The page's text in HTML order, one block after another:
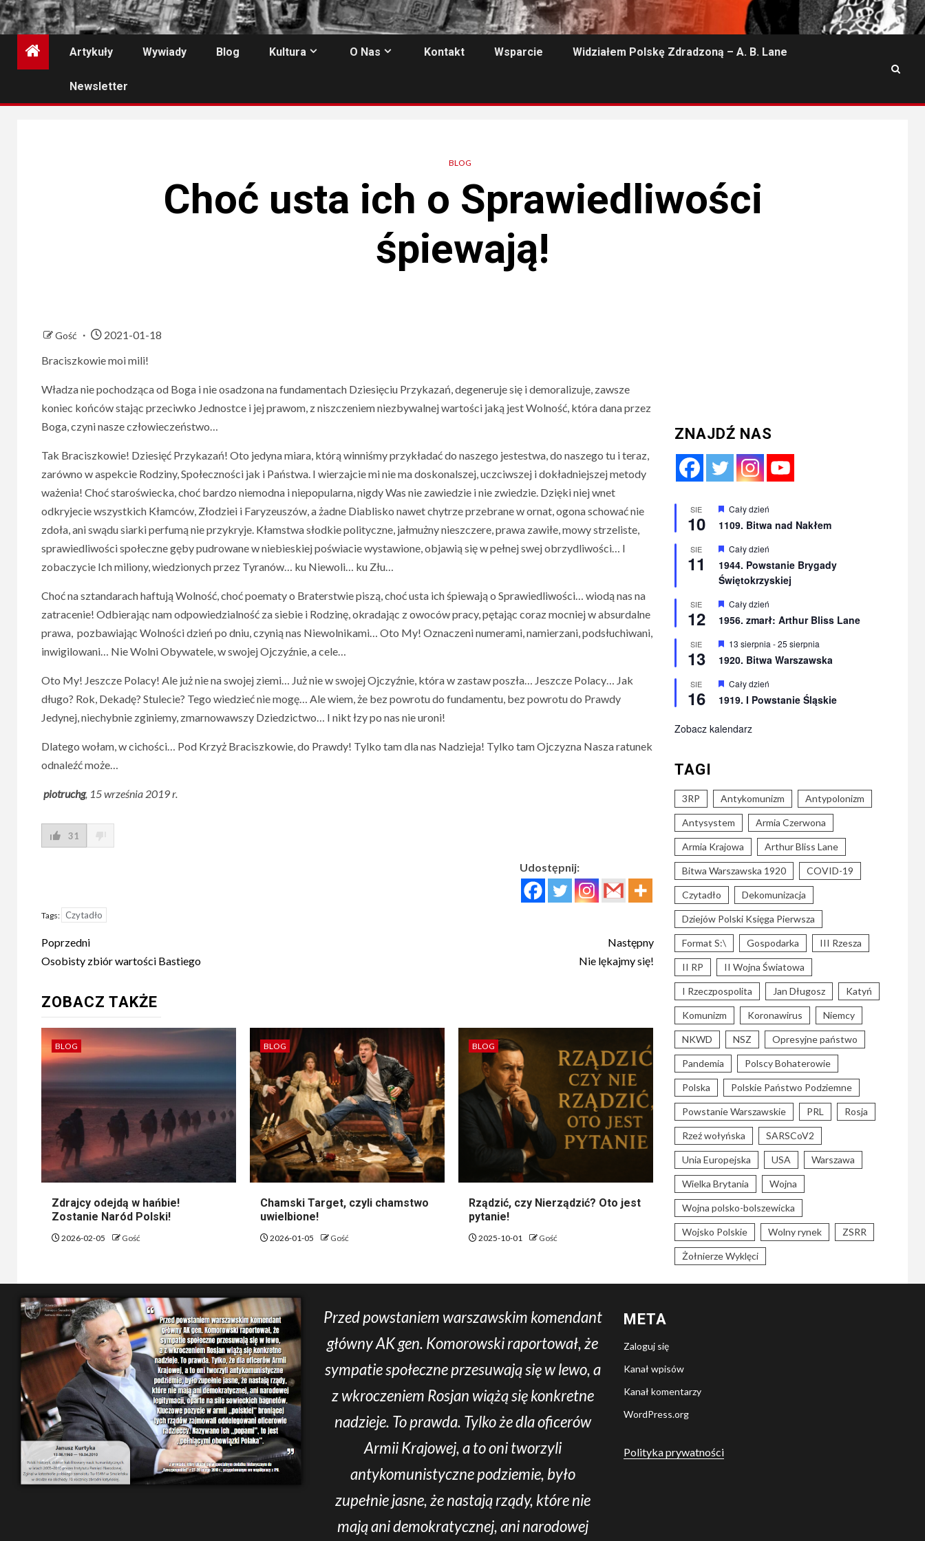
Artykuły Wywiady Blog Kultura O Nas Kontakt Wsparcie Widziałem Polskę Zdradzoną – A. B. Lane
Newsletter
BLOG
Choć usta ich o Sprawiedliwości
śpiewają!
Gość
2021-01-18
Braciszkowie moi mili!
Władza nie pochodząca od Boga i nie osadzona na fundamentach Dziesięciu Przykazań, degeneruje się i demoralizuje, zawsze
koniec końców stając przeciwko Jednostce i jej prawom, z niszczeniem niezbywalnej wartości jaką jest Wolność, która dana przez
Boga, czyni nasze człowieczeństwo…
Tak Braciszkowie! Dziesięć Przykazań! Oto jedyna miara, którą winniśmy przykładać do naszego jestestwa, do naszego tu i teraz,
zarówno w aspekcie Rodziny, Społeczności jak i Państwa. I wierzajcie mi nie ma doskonalszej, uczciwszej i dokładniejszej metody
ważenia! Choć staroświecka, choć bardzo niemodna i niepopularna, nigdy Was nie zawiedzie i nie zwiedzie. Dzięki niej wnet
odkryjecie wszystkich Kłamców, Złodziei i Faryzeuszów, a żadne Diablisko nawet chytrze przebrane w ornat, ogona schować nie
zdoła, ani swądu siarki perfumą nie przykryje. Kłamstwa słodkie polityczne, jałmużny nieszczere, prawa zawiłe, mowy strzeliste,
sprawiedliwości społeczne gęby pudrowane w niebieskiej poświacie wystawione, objawią się w pełnej swej obrzydliwości… I
zobaczycie Ich miliony, wiedzionych przez Tyranów… ku Niewoli… ku Złu…
Choć na sztandarach haftują Wolność, choć poematy o Braterstwie piszą, choć usta ich śpiewają o Sprawiedliwości… wiodą nas na
zatracenie! Odbierając nam odpowiedzialność za siebie i Rodzinę, okradając z owoców pracy, pętając coraz mocniej w absurdalne
prawa, pozbawiając Wolności dzień po dniu, czynią nas Niewolnikami… Oto My! Oznaczeni numerami, namierzani, podsłuchiwani,
inwigilowani… Nie Wolni Obywatele, w swojej Ojczyźnie, a cele…
Oto My! Jeszcze Polacy! Ale już nie na swojej ziemi… Już nie w swojej Ojczyźnie, która w zastaw poszła… Jeszcze Polacy… Jak
długo? Rok, Dekadę? Stulecie? Tego wiedzieć nie mogę… Ale wiem, że bez powrotu do fundamentu, bez powrotu do Prawdy
Jedynej, niechybnie zginiemy, zmarnowawszy Dziedzictwo… I nikt łzy po nas nie uroni!
Dlatego wołam, w cichości… Pod Krzyż Braciszkowie, do Prawdy! Tylko tam dla nas Nadzieja! Tylko tam Ojczyzna Nasza ratunek
odnaleźć może…
piotruchg, 15 września 2019 r.
31
Udostępnij:
Tags: Czytadło
Post
navigation
Poprzedni
Osobisty zbiór wartości Bastiego
Następny
Nie lękajmy się!
ZOBACZ TAKŻE
BLOG
Zdrajcy odejdą w hańbie!
Zostanie Naród Polski!
2026-02-05 Gość
BLOG
Chamski Target, czyli chamstwo
uwielbione!
2026-01-05 Gość
BLOG
Rządzić, czy Nierządzić? Oto jest
pytanie!
2025-10-01 Gość
ZNAJDŹ NAS
SIE
10
Wyróżnione
Cały dzień
1109. Bitwa nad Nakłem
SIE
11
Wyróżnione
Cały dzień
1944. Powstanie Brygady
Świętokrzyskiej
SIE
12
Wyróżnione
Cały dzień
1956. zmarł: Arthur Bliss Lane
SIE
13
Wyróżnione
13 sierpnia -25 sierpnia
1920. Bitwa Warszawska
SIE
16
Wyróżnione
Cały dzień
1919. I Powstanie Śląskie
Zobacz kalendarz
TAGI
3RP Antykomunizm Antypolonizm
Antysystem Armia Czerwona
Armia Krajowa Arthur Bliss Lane
Bitwa Warszawska 1920 COVID-19
Czytadło Dekomunizacja
Dziejów Polski Księga Pierwsza
Format S:\ Gospodarka III Rzesza
II RP II Wojna Światowa
I Rzeczpospolita Jan Długosz Katyń
Komunizm Koronawirus Niemcy
NKWD NSZ Opresyjne państwo
Pandemia Polscy Bohaterowie
Polska Polskie Państwo Podziemne
Powstanie Warszawskie PRL Rosja
Rzeź wołyńska SARSCoV2
Unia Europejska USA Warszawa
Wielka Brytania Wojna
Wojna polsko-bolszewicka
Wojsko Polskie Wolny rynek ZSRR
Żołnierze Wyklęci
Przed powstaniem warszawskim komendant
główny AK gen. Komorowski raportował, że
sympatie społeczne przesuwają się w lewo, a
z wkroczeniem Rosjan wiążą się konkretne
nadzieje. To prawda. Tylko że dla oficerów
Armii Krajowej, a to oni tworzyli
antykomunistyczne podziemie, było
zupełnie jasne, że nastają rządy, które nie
mają ani demokratycznej, ani narodowej
META
Zaloguj się
Kanał wpisów
Kanał komentarzy
WordPress.org
Polityka prywatności